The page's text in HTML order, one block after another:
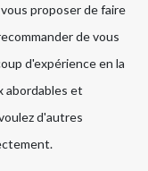
proposer de faire
de vous
d'expérience en la
abordables et
d'autres